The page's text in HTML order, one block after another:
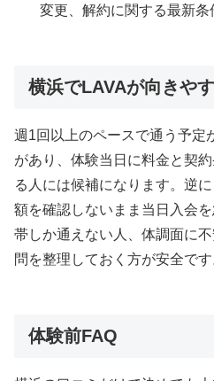
変更、解約に関する最新条
横浜でLAVAが向きや
週1回以上のペースで通う予定
があり、体験当日に料金と契
る人には候補になります。逆
額を確認しないまま当日入会
帯しか通えない人、体調面に
問を整理しておく方が安全です
体験前FAQ